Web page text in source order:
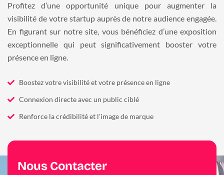
Profitez d’une opportunité unique pour augmenter la
visibilité de votre startup auprès de notre audience engagée.
En figurant sur notre site, vous bénéficiez d’une exposition
exceptionnelle qui peut significativement booster votre
présence en ligne.
Boostez votre visibilité et votre présence en ligne
Connexion directe avec un public ciblé
Renforce la crédibilité et l'image de marque
Nous Contacter